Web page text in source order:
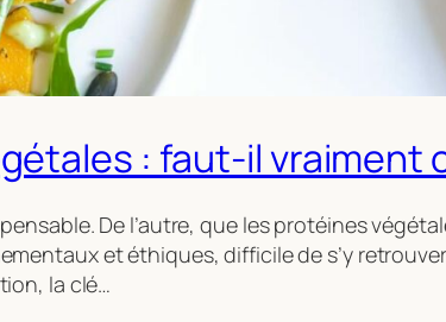
: faut-il vraiment
De l’autre, que les protéines
et éthiques, difficile de s’y
la clé…